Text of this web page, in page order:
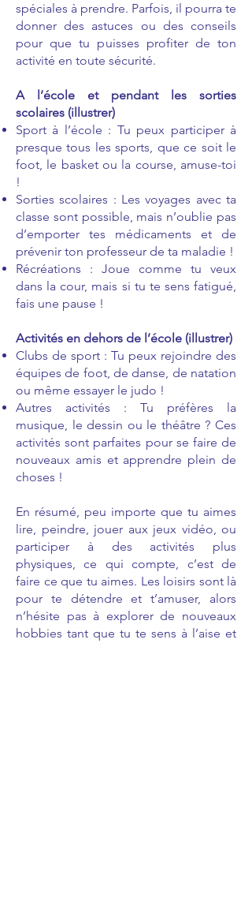
spéciales à prendre. Parfois, il pourra te
donner des astuces ou des conseils
pour que tu puisses profiter de ton
activité en toute sécurité.
A l’école et pendant les sorties
scolaires (illustrer)
Sport à l’école : Tu peux participer à
presque tous les sports, que ce soit le
foot, le basket ou la course, amuse-toi
!
Sorties scolaires : Les voyages avec ta
classe sont possible, mais n’oublie pas
d’emporter tes médicaments et de
prévenir ton professeur de ta maladie !
Récréations : Joue comme tu veux
dans la cour, mais si tu te sens fatigué,
fais une pause !
Activités en dehors de l’école (illustrer)
Clubs de sport : Tu peux rejoindre des
équipes de foot, de danse, de natation
ou même essayer le judo !
Autres activités : Tu préfères la
musique, le dessin ou le théâtre ? Ces
activités sont parfaites pour se faire de
nouveaux amis et apprendre plein de
choses !
En résumé, peu importe que tu aimes
lire, peindre, jouer aux jeux vidéo, ou
participer à des activités plus
physiques, ce qui compte, c’est de
faire ce que tu aimes. Les loisirs sont là
pour te détendre et t’amuser, alors
n’hésite pas à explorer de nouveaux
hobbies tant que tu te sens à l’aise et